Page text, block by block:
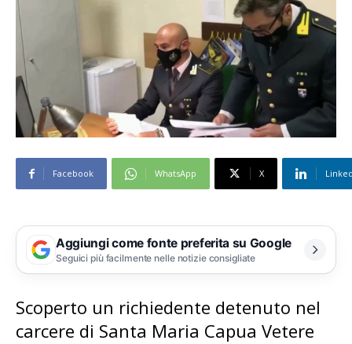
Facebook WhatsApp X
Aggiungi come fonte preferita su Google
Seguici più facilmente nelle notizie consigliate
Scoperto un richiedente detenuto nel
carcere di Santa Maria Capua Vetere